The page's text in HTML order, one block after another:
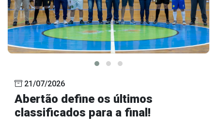
21/07/2026
Abertão define os últimos
classificados para a final!